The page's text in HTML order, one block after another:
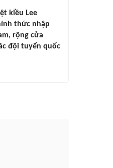
kiều Lee
thức nhập
rộng cửa
đội tuyển quốc